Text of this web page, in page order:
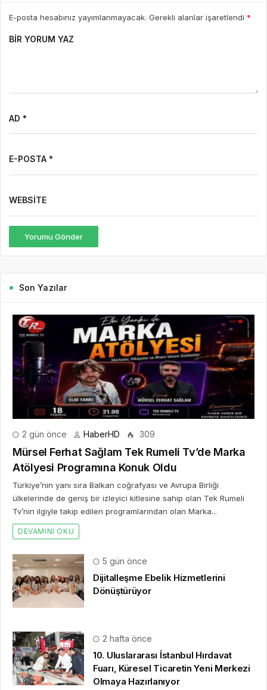
E-posta hesabınız yayımlanmayacak. Gerekli alanlar işaretlendi *
BIR YORUM YAZ
AD *
E-POSTA *
WEBSITE
Yorumu Gönder
Son Yazılar
2 gün önce HaberHD 309
Mürsel Ferhat Sağlam Tek Rumeli Tv’de Marka
Atölyesi Programına Konuk Oldu
Türkiye’nin yanı sıra Balkan coğrafyası ve Avrupa Birliği
ülkelerinde de geniş bir izleyici kitlesine sahip olan Tek Rumeli
Tv’nin ilgiyle takip edilen programlarından olan Marka...
DEVAMINI OKU
5 gün önce
Dijitalleşme Ebelik Hizmetlerini
Dönüştürüyor
2 hafta önce
10. Uluslararası İstanbul Hırdavat
Fuarı, Küresel Ticaretin Yeni Merkezi
Olmaya Hazırlanıyor